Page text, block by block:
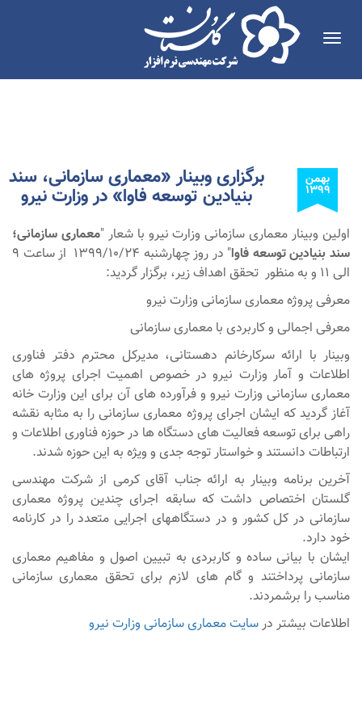
Toggle
navigation
بهمن
۱۳۹۹ برگزاری وبینار «معماری سازمانی، سند
بنیادین توسعه فاوا» در وزارت نیرو
اولین وبینار معماری سازمانی وزارت نیرو با شعار "معماری سازمانی؛
سند بنیادین توسعه فاوا
" در روز چهارشنبه 1399/10/24 از ساعت 9
الی 11 و به منظور تحقق اهداف زیر، برگزار گردید:
معرفی پروژه معماری سازمانی وزارت نیرو
معرفی اجمالی و کاربردی با معماری سازمانی
وبینار با ارائه سرکارخانم دهستانی، مدیرکل محترم دفتر فناوری
اطلاعات و آمار وزارت نیرو در خصوص اهمیت اجرای پروژه های
معماری سازمانی وزارت نیرو و فرآورده های آن برای این وزارت خانه
آغاز گردید که ایشان اجرای پروژه معماری سازمانی را به مثابه نقشه
راهی برای توسعه فعالیت های دستگاه ها در حوزه فناوری اطلاعات و
ارتباطات دانستند و خواستار توجه جدی و ویژه به این حوزه شدند.
آخرین برنامه وبینار به ارائه جناب آقای کرمی از شرکت مهندسی
گلستان اختصاص داشت که سابقه اجرای چندین پروژه معماری
سازمانی در کل کشور و در دستگاههای اجرایی متعدد را در کارنامه
خود دارد.
ایشان با بیانی ساده و کاربردی به تبیین اصول و مفاهیم معماری
سازمانی پرداختند و گام های لازم برای تحقق معماری سازمانی
مناسب را برشمردند.
اطلاعات بیشتر درسایت معماری سازمانی وزارت نیرو